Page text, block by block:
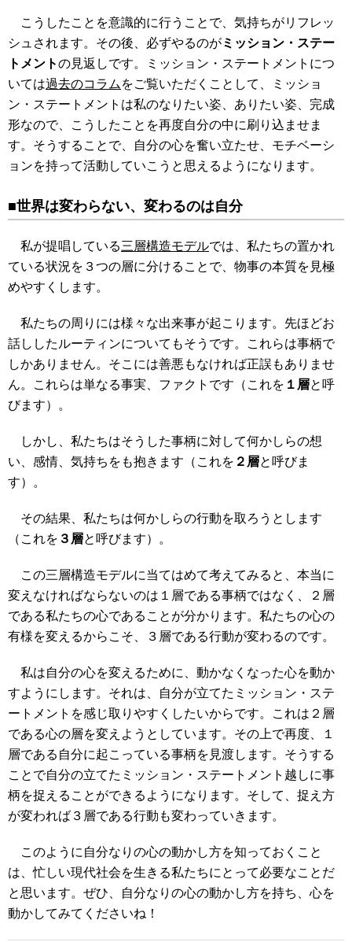
こうしたことを意識的に行うことで、気持ちがリフレッ
シュされます。その後、必ずやるのがミッション・ステー
トメントの見返しです。ミッション・ステートメントにつ
いては過去のコラム をご覧いただくことして、ミッショ
ン・ステートメントは私のなりたい姿、ありたい姿、完成
形なので、こうしたことを再度自分の中に刷り込ませま
す。そうすることで、自分の心を奮い立たせ、モチベーシ
ョンを持って活動していこうと思えるようになります。
■世界は変わらない、変わるのは自分
私が提唱している三層構造モデルでは、私たちの置かれ
ている状況を３つの層に分けることで、物事の本質を見極
めやすくします。
私たちの周りには様々な出来事が起こります。先ほどお
話ししたルーティンについてもそうです。これらは事柄で
しかありません。そこには善悪もなければ正誤もありませ
ん。これらは単なる事実、ファクトです（これを １層と呼
びます）。
しかし、私たちはそうした事柄に対して何かしらの想
い、感情、気持ちをも抱きます（これを ２層と呼びま
す）。
その結果、私たちは何かしらの行動を取ろうとします
（これを ３層と呼びます）。
この三層構造モデルに当てはめて考えてみると、本当に
変えなければならないのは１層である事柄ではなく、２層
である私たちの心であることが分かります。私たちの心の
有様を変えるからこそ、３層である行動が変わるのです。
私は自分の心を変えるために、動かなくなった心を動か
すようにします。それは、自分が立てたミッション・ステ
ートメントを感じ取りやすくしたいからです。これは２層
である心の層を変えようとしています。その上で再度、１
層である自分に起こっている事柄を見渡します。そうする
ことで自分の立てたミッション・ステートメント越しに事
柄を捉えることができるようになります。そして、捉え方
が変われば３層である行動も変わっていきます。
このように自分なりの心の動かし方を知っておくこと
は、忙しい現代社会を生きる私たちにとって必要なことだ
と思います。ぜひ、自分なりの心の動かし方を持ち、心を
動かしてみてくださいね！